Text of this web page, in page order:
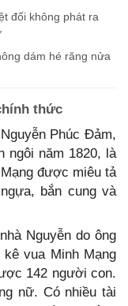
đối không phát ra
dám hé răng nửa
thức
Phúc Đảm,
ngôi năm 1820, là
được miêu tả
bắn cung và
Nguyễn do ông
vua Minh Mạng
142 người con.
nữ. Có nhiều tài